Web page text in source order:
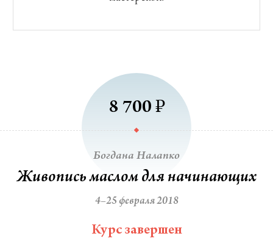
8 700 ₽
Богдана Налапко
Живопись маслом для начинающих
4–25 февраля 2018
Курс завершен